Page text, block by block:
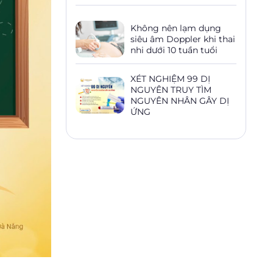
Không nên lạm dụng
siêu âm Doppler khi thai
nhi dưới 10 tuần tuổi
XÉT NGHIỆM 99 DỊ
NGUYÊN TRUY TÌM
NGUYÊN NHÂN GÂY DỊ
ỨNG